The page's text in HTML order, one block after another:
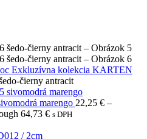
Exkluzívna kolekcia KARTEN
čierny antracit
marengo 22,25 € –
64,73 € s DPH